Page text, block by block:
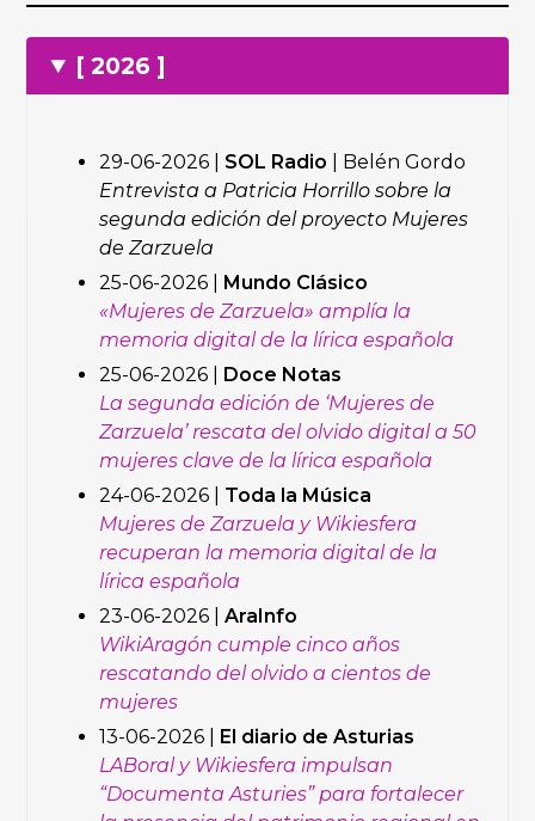
[ 2026 ]
29-06-2026 | SOL Radio | Belén Gordo
Entrevista a Patricia Horrillo sobre la
segunda edición del proyecto Mujeres
de Zarzuela
25-06-2026 | Mundo Clásico
«Mujeres de Zarzuela» amplía la
memoria digital de la lírica española
25-06-2026 | Doce Notas
La segunda edición de ‘Mujeres de
Zarzuela’ rescata del olvido digital a 50
mujeres clave de la lírica española
24-06-2026 | Toda la Música
Mujeres de Zarzuela y Wikiesfera
recuperan la memoria digital de la
lírica española
23-06-2026 |AraInfo
WikiAragón cumple cinco años
rescatando del olvido a cientos de
mujeres
13-06-2026 | El diario de Asturias
LABoral y Wikiesfera impulsan
“Documenta Asturies” para fortalecer